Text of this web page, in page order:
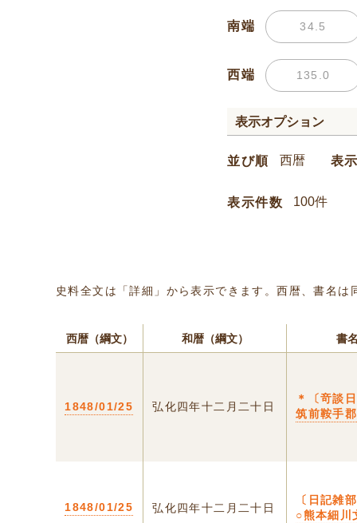
南端
西端
表示オプション
並び順 表
表示件数
史料全文は「詳細」から表示できます。西暦、書名
西暦（綱文） 和暦（綱文） 書
1848/01/25 弘化四年十二月二十日
＊〔竒談
筑前鞍手郡
1848/01/25 弘化四年十二月二十日
〔日記雑
○熊本細川